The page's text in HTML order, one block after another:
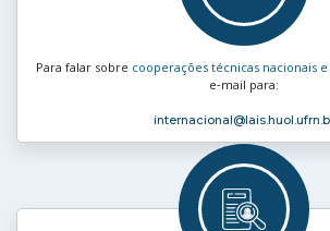
Para falar sobre cooperações técnicas nacionais
e‑mail para:
internacional